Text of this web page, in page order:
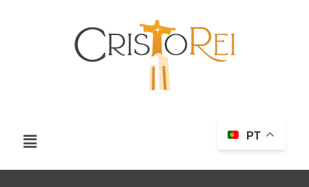
PT